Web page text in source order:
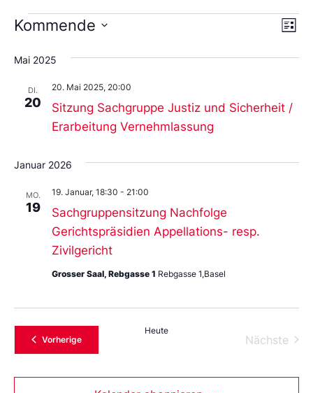
Liste
Kommende
Sie
das
aus.
Mai 2025
DI.
20
Sitzung Sachgruppe Justiz und Sicherheit /
Erarbeitung Vernehmlassung
20. Mai 2025, 20:00
Januar 2026
MO.
19
Sachgruppensitzung Nachfolge
Gerichtspräsidien Appellations- resp.
Zivilgericht
19. Januar, 18:30 - 21:00
Grosser Saal, Rebgasse 1 Rebgasse 1,Basel
VorherigeVeranstaltungen
Heute
Nächste